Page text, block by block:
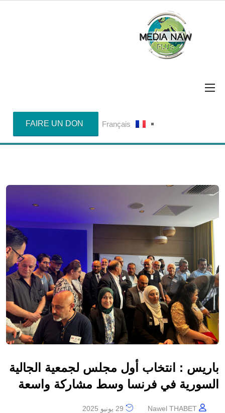
Français
FAIRE UN DON
باريس : انتخاب أول مجلس لجمعية الجالية
السورية في فرنسا وسط مشاركة واسعة
Nawel THABET